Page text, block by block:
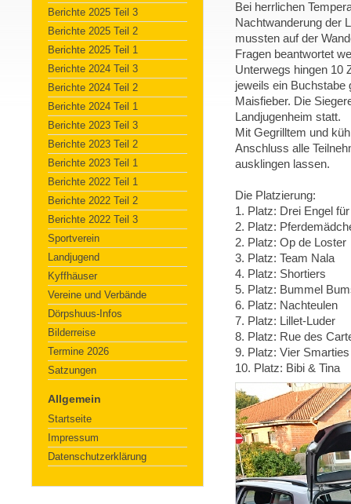
Berichte 2025 Teil 3
Berichte 2025 Teil 2
Berichte 2025 Teil 1
Berichte 2024 Teil 3
Berichte 2024 Teil 2
Berichte 2024 Teil 1
Berichte 2023 Teil 3
Berichte 2023 Teil 2
Berichte 2023 Teil 1
Berichte 2022 Teil 1
Berichte 2022 Teil 2
Berichte 2022 Teil 3
Sportverein
Landjugend
Kyffhäuser
Vereine und Verbände
Dörpshuus-Infos
Bilderreise
Termine 2026
Satzungen
Allgemein
Startseite
Impressum
Datenschutzerklärung
Bei herrlichen
Nachtwanderung der
mussten auf der
Fragen beantwortet
Unterwegs hingen 10
jeweils ein
Maisfieber. Die
Landjugenheim statt.
Mit Gegrilltem und
Anschluss alle
ausklingen lassen.
Die Platzierung:
1. Platz: Drei Engel
2. Platz:
2. Platz: Op de Loster
3. Platz: Team Nala
4. Platz: Shortiers
5. Platz: Bummel
6. Platz: Nachteulen
7. Platz: Lillet-Luder
8. Platz: Rue des
9. Platz: Vier Smarties
10. Platz: Bibi & Tina